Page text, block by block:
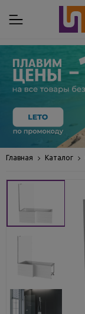
Главная Каталог